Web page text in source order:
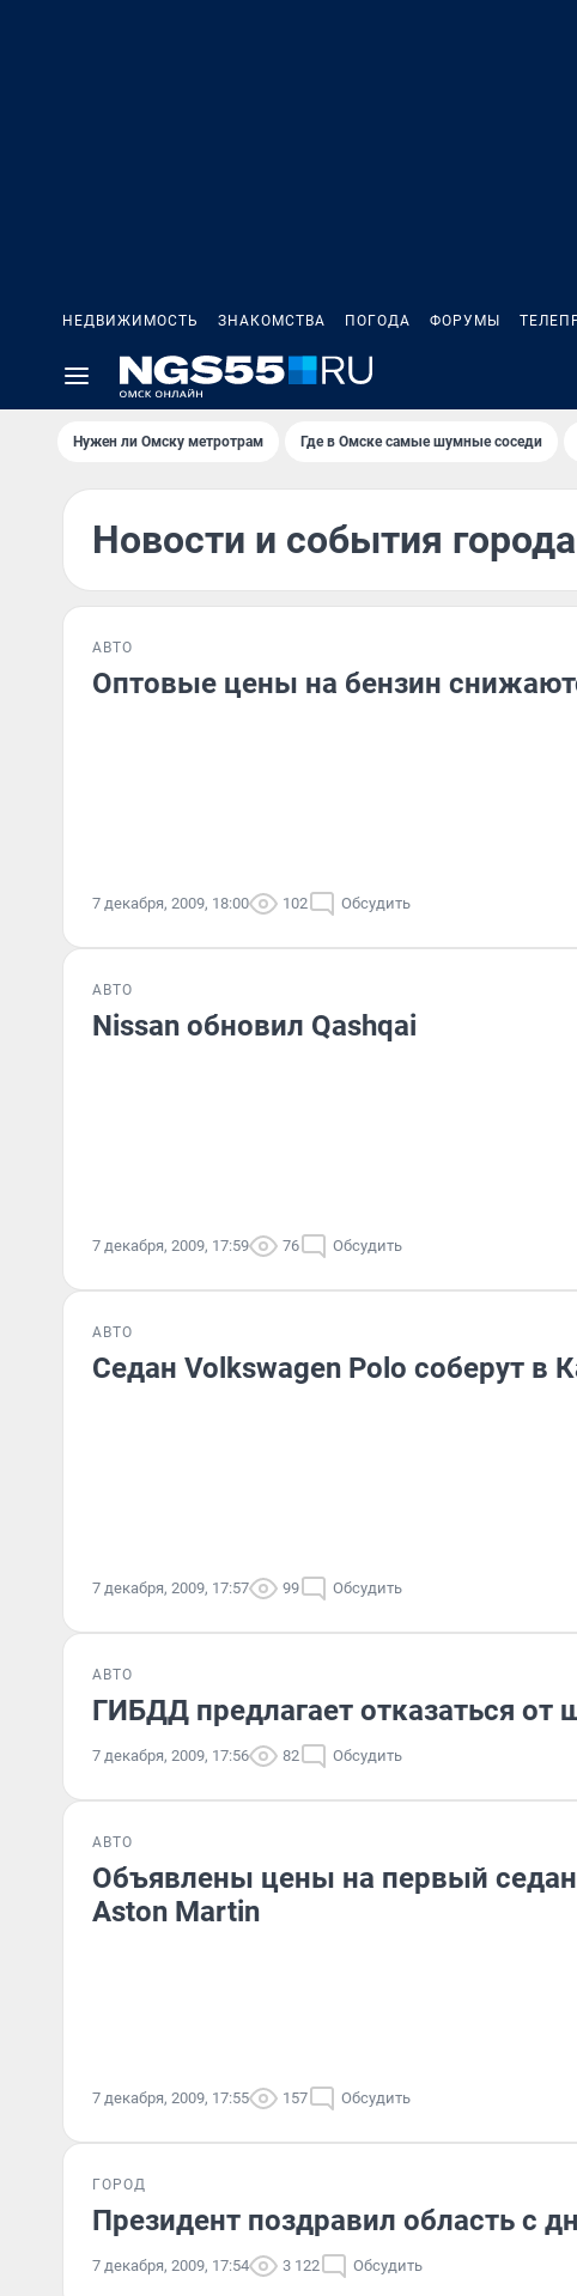
НЕДВИЖИМОСТЬ ЗНАКОМСТВА ПОГОДА ФОРУМЫ
Нужен ли Омску метротрам Где в Омске самые шумные соседи
Новости и события
АВТО
Оптовые цены на бензин
7 декабря, 2009, 18:00 102 Обсудить
АВТО
Nissan обновил Qashqai
7 декабря, 2009, 17:59 76 Обсудить
АВТО
Седан Volkswagen Polo соберут в
7 декабря, 2009, 17:57 99 Обсудить
АВТО
ГИБДД предлагает отказаться от
7 декабря, 2009, 17:56 82 Обсудить
АВТО
Объявлены цены на первый
Aston Martin
7 декабря, 2009, 17:55 157 Обсудить
ГОРОД
Президент поздравил область с
7 декабря, 2009, 17:54 3 122 Обсудить